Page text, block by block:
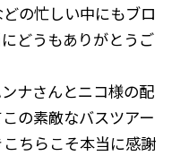
の忙しい中にもブロ
どうもありがとうご
ナさんとニコ様の配
の素敵なバスツアー
ちらこそ本当に感謝